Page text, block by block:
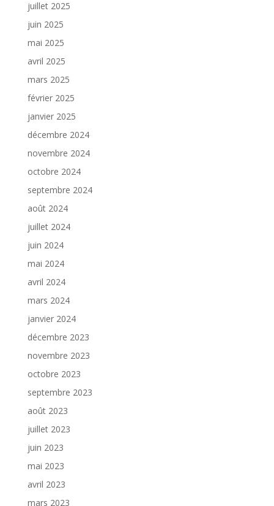
juillet 2025
juin 2025
mai 2025
avril 2025
mars 2025
février 2025
janvier 2025
décembre 2024
novembre 2024
octobre 2024
septembre 2024
août 2024
juillet 2024
juin 2024
mai 2024
avril 2024
mars 2024
janvier 2024
décembre 2023
novembre 2023
octobre 2023
septembre 2023
août 2023
juillet 2023
juin 2023
mai 2023
avril 2023
mars 2023